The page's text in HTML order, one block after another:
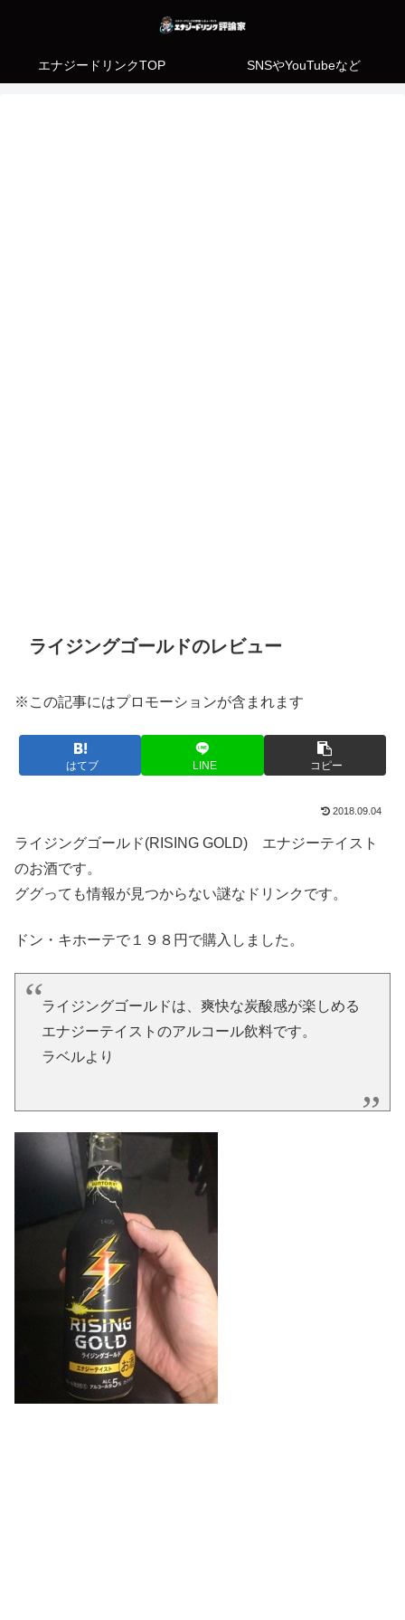
エナジードリンクTOP SNSやYouTubeなど
ライジングゴールドのレビュー
※この記事にはプロモーションが含まれます
はてブ LINE コピー
2018.09.04
ライジングゴールド(RISING GOLD) エナジーテイスト
のお酒です。
ググっても情報が見つからない謎なドリンクです。
ドン・キホーテで１９８円で購入しました。
ライジングゴールドは、爽快な炭酸感が楽しめる
エナジーテイストのアルコール飲料です。
ラベルより